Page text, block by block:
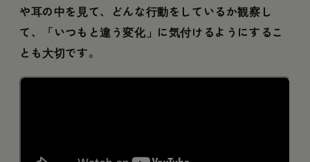
や耳の中を見て、どんな行動をしているか観察し
て、「いつもと違う変化」に気付けるようにするこ
とも大切です。